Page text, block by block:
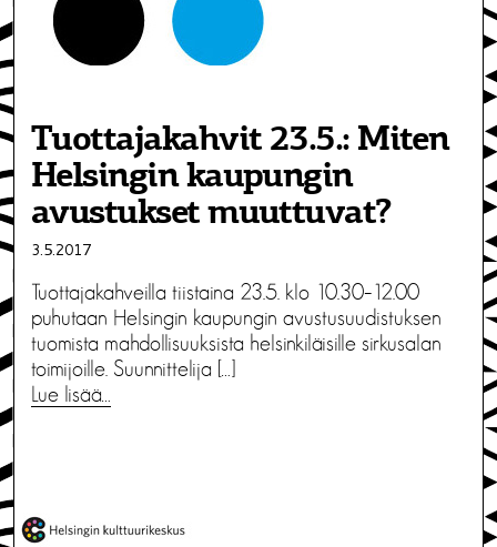
Tuottajakahvit 23.5.: Miten
Helsingin kaupungin
avustukset muuttuvat?
3.5.2017
Tuottajakahveilla tiistaina 23.5. klo 10.30–12.00
puhutaan Helsingin kaupungin avustusuudistuksen
tuomista mahdollisuuksista helsinkiläisille sirkusalan
toimijoille. Suunnittelija […]
Lue lisää…